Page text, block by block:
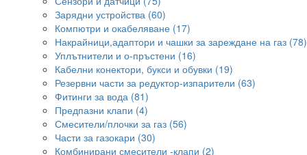
Зарядни устройства (60)
Компютри и окабеляване (17)
Накрайници,адаптори и чашки за зареждане на газ (78)
Уплътнители и о-пръстени (16)
Кабелни конектори, букси и обувки (19)
Резервни части за редуктор-изпарители (63)
Фитинги за вода (81)
Предпазни клапи (4)
Смесители/плочки за газ (56)
Части за газокари (30)
Комбинирани смесители -клапи (2)